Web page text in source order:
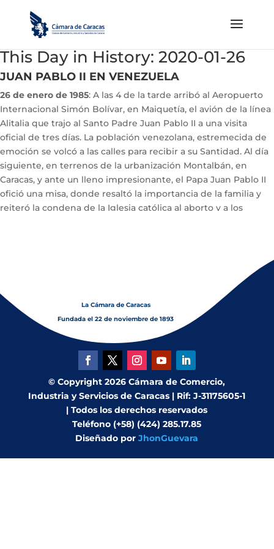
This Day in History: 2020-01-26
JUAN PABLO II EN VENEZUELA
26 de enero de 1985: A las 4 de la tarde arribó al Aeropuerto
Internacional Simón Bolívar, en Maiquetía, el avión de la línea
Alitalia que trajo al Santo Padre Juan Pablo II a una visita
oficial de tres días. La población venezolana, estremecida de
emoción se volcó a las calles para recibir a su Santidad. Al día
siguiente, en terrenos de la urbanización Montalbán, en
Caracas, y ante un lleno impresionante, el Papa Juan Pablo II
ofició una misa, donde resaltó la importancia de la familia y
reiteró la condena de la Iglesia católica al aborto y a los
La Cámara de Caracas
Fundada el 22 de noviembre de 1893
© Copyright 2026 Cámara de Comercio,
Industria y Servicios de Caracas | Rif: J-31175605-1
| Todos los derechos reservados
Teléfono (+58) (424) 285.17.85
Diseñado porJhonGuevara